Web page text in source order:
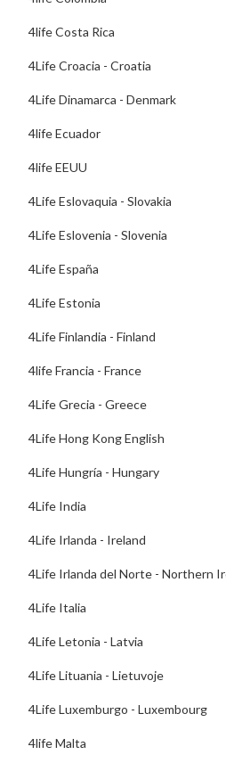
4life Costa Rica
4Life Croacia - Croatia
4Life Dinamarca - Denmark
4life Ecuador
4life EEUU
4Life Eslovaquia - Slovakia
4Life Eslovenia - Slovenia
4Life España
4Life Estonia
4Life Finlandia - Finland
4life Francia - France
4Life Grecia - Greece
4Life Hong Kong English
4Life Hungría - Hungary
4Life India
4Life Irlanda - Ireland
4Life Irlanda del Norte - Northern
4Life Italia
4Life Letonia - Latvia
4Life Lituania - Lietuvoje
4Life Luxemburgo - Luxembourg
4life Malta